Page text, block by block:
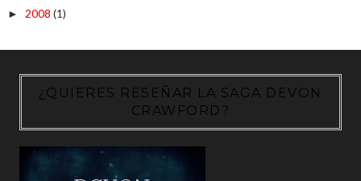
► 2008 (1)
¿QUIERES RESEÑAR LA SAGA DEVON
CRAWFORD?